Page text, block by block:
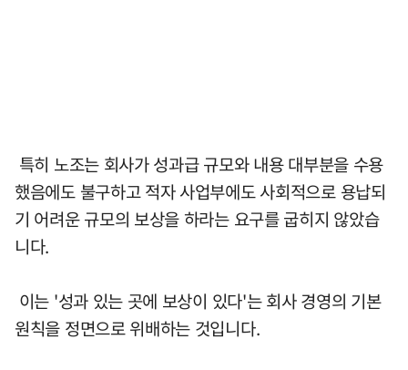
특히 노조는 회사가 성과급 규모와 내용 대부분을 수용
했음에도 불구하고 적자 사업부에도 사회적으로 용납되
기 어려운 규모의 보상을 하라는 요구를 굽히지 않았습
니다.
이는 '성과 있는 곳에 보상이 있다'는 회사 경영의 기본
원칙을 정면으로 위배하는 것입니다.